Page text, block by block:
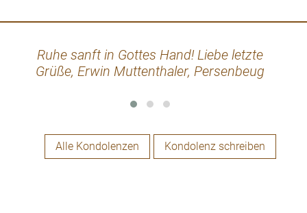
Ruhe sanft in Gottes Hand! Liebe letzte
Grüße, Erwin Muttenthaler, Persenbeug
Alle Kondolenzen Kondolenz schreiben